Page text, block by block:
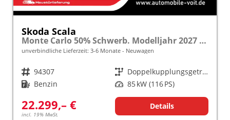
Skoda Scala
Monte Carlo 50% Schwerb. Modelljahr 2027 1.0 TSI 116 PS DSG Panoramadach 17"Alu "Sonderangebot bei Schwerbehinderung" frei konfigurierbar!
unverbindliche Lieferzeit: 3-6 Monate Neuwagen
Fahrzeugnr. 94307 Getriebe
Doppelkupplungsgetriebe (DSG)
Kraftstoff Benzin Leistung 85 kW (116 PS)
22.299,– €
incl. 19% MwSt.
Details